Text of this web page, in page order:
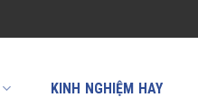
KINH NGHIỆM HAY